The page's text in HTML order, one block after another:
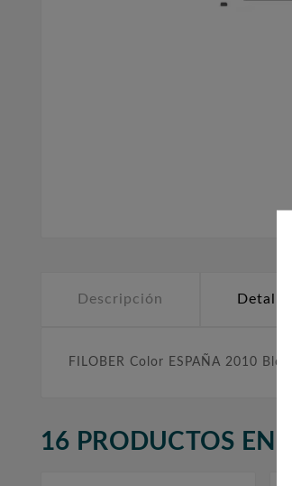
Descripción
FILOBER Color ESPAÑA 2010
16 PRODUCTOS EN